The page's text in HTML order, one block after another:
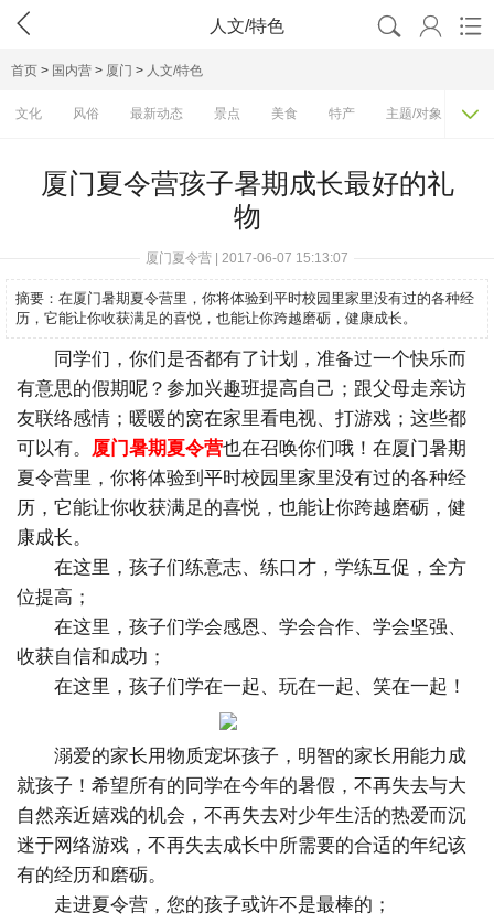
 人文/特色   
首页 > 国内营 > 厦门 > 人文/特色
文化 风俗 最新动态 景点 美食 特产 主题/对象 费

厦门夏令营孩子暑期成长最好的礼
物
厦门夏令营 | 2017-06-07 15:13:07
摘要： 在厦门暑期夏令营里，你将体验到平时校园里家里没有过的各种经
历，它能让你收获满足的喜悦，也能让你跨越磨砺，健康成长。
同学们，你们是否都有了计划，准备过一个快乐而
有意思的假期呢？参加兴趣班提高自己；跟父母走亲访
友联络感情；暖暖的窝在家里看电视、打游戏；这些都
可以有。 厦门暑期夏令营也在召唤你们哦！在厦门暑期
夏令营里，你将体验到平时校园里家里没有过的各种经
历，它能让你收获满足的喜悦，也能让你跨越磨砺，健
康成长。
在这里，孩子们练意志、练口才，学练互促，全方
位提高；
在这里，孩子们学会感恩、学会合作、学会坚强、
收获自信和成功；
在这里，孩子们学在一起、玩在一起、笑在一起！
溺爱的家长用物质宠坏孩子，明智的家长用能力成
就孩子！希望所有的同学在今年的暑假，不再失去与大
自然亲近嬉戏的机会，不再失去对少年生活的热爱而沉
迷于网络游戏，不再失去成长中所需要的合适的年纪该
有的经历和磨砺。
走进夏令营，您的孩子或许不是最棒的；